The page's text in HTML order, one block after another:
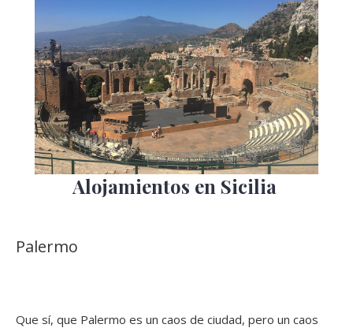
Alojamientos en Sicilia
Palermo
Que sí, que Palermo es un caos de ciudad, pero un caos